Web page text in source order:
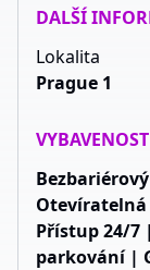
DALŠÍ
Lokalita
Prague 1
VYBAVENOST
Přístup 24/7
parkování |